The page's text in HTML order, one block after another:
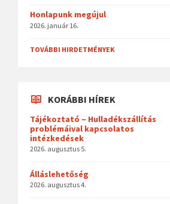
Honlapunk megújul
2026. január 16.
TOVÁBBI HIRDETMÉNYEK
KORÁBBI HÍREK
Tájékoztató – Hulladékszállítás
problémáival kapcsolatos
intézkedések
2026. augusztus 5.
Álláslehetőség
2026. augusztus 4.